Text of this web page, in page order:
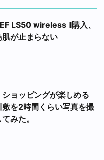
LS50 wireless II購入、
が止まらない
ョッピングが楽しめる
を2時間くらい写真を撮
みた。